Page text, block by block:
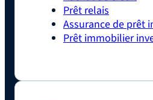
Prêt relais
Assurance de prêt
Prêt immobilier